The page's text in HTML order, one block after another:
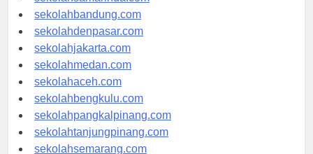
sekolahsamarinda.com
sekolahbandung.com
sekolahdenpasar.com
sekolahjakarta.com
sekolahmedan.com
sekolahaceh.com
sekolahbengkulu.com
sekolahpangkalpinang.com
sekolahtanjungpinang.com